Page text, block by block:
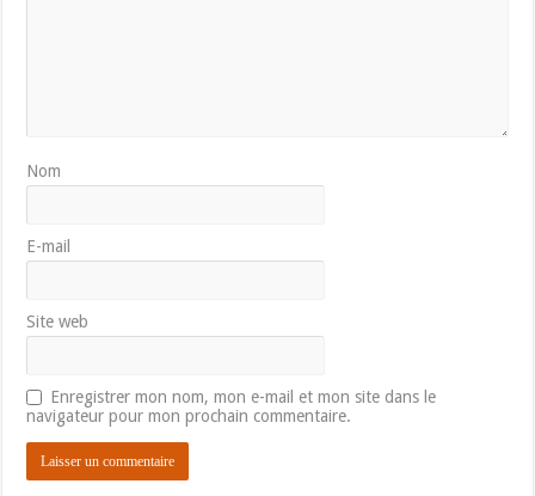
Nom
E-mail
Site web
Enregistrer mon nom, mon e-mail et mon site dans le
navigateur pour mon prochain commentaire.